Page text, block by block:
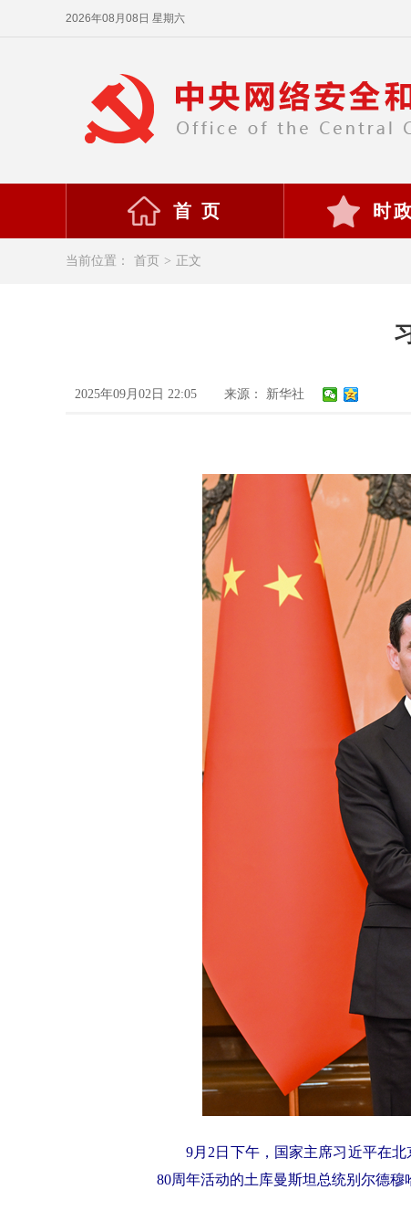
2026年08月08日 星期六
首 页 时
当前位置： 首页 > 正文
2025年09月02日 22:05 来源： 新华社
9月2日下午，国家主席习近平在
80周年活动的土库曼斯坦总统别尔德